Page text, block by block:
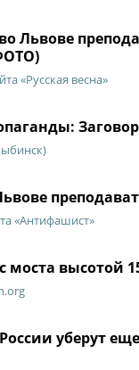
Львове
«Русская весна»
«Антифашист»
моста высотой
уберут